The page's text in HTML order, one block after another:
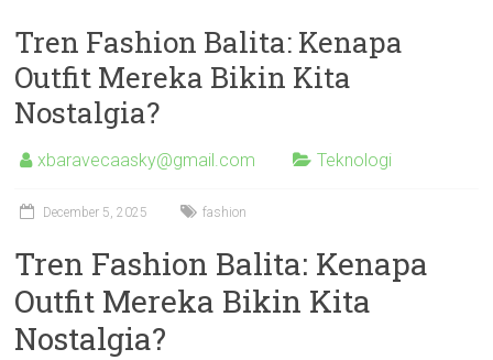
Tren Fashion Balita: Kenapa
Outfit Mereka Bikin Kita
Nostalgia?
xbaravecaasky@gmail.com Teknologi
December 5, 2025 fashion
Tren Fashion Balita: Kenapa
Outfit Mereka Bikin Kita
Nostalgia?